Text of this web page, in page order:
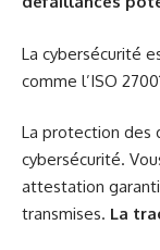
La cybersécurité
comme l’ISO
La protection des
cybersécurité.
attestation
transmises. La